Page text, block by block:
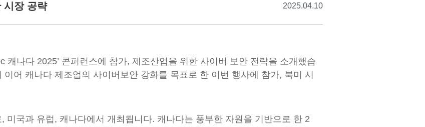
시장 공략 2025.04.10
캐나다 2025’ 콘퍼런스에 참가, 제조산업을 위한 사이버 보안 전략을 소개했습
어 캐나다 제조업의 사이버보안 강화를 목표로 한 이번 행사에 참가, 북미 시
국과 유럽, 캐나다에서 개최됩니다. 캐나다는 풍부한 자원을 기반으로 한 2